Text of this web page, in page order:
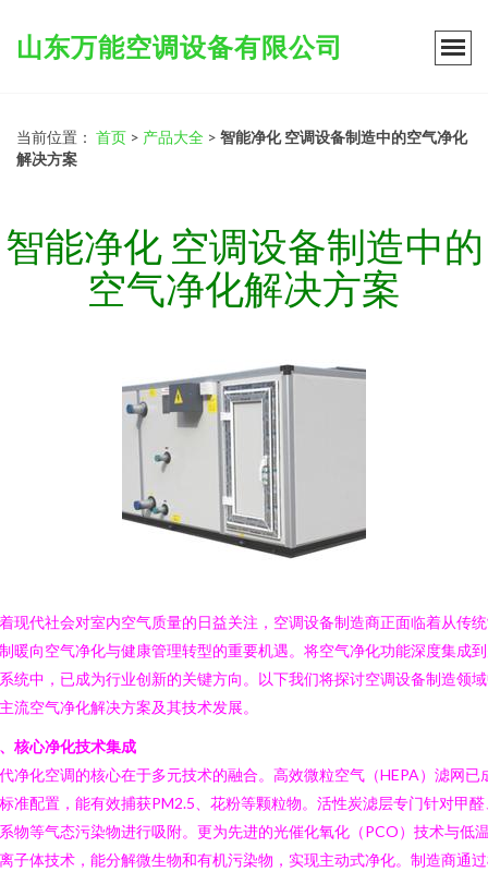
山东万能空调设备有限公司
当前位置： 首页 > 产品大全 > 智能净化 空调设备制造中的空气净化
解决方案
智能净化 空调设备制造中的
空气净化解决方案
现代社会对室内空气质量的日益关注，空调设备制造商正面临着从传
暖向空气净化与健康管理转型的重要机遇。将空气净化功能深度集成
统中，已成为行业创新的关键方向。以下我们将探讨空调设备制造领
流空气净化解决方案及其技术发展。
核心净化技术集成
净化空调的核心在于多元技术的融合。高效微粒空气（HEPA）滤网已
准配置，能有效捕获PM2.5、花粉等颗粒物。活性炭滤层专门针对甲醛
物等气态污染物进行吸附。更为先进的光催化氧化（PCO）技术与低
子体技术，能分解微生物和有机污染物，实现主动式净化。制造商通